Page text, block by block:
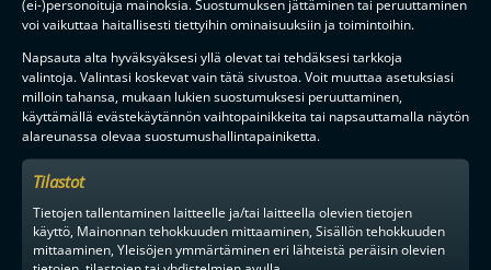
(ei-)personoituja mainoksia. Suostumuksen jättäminen tai peruuttaminen
voi vaikuttaa haitallisesti tiettyihin ominaisuuksiin ja toimintoihin.
Napsauta alta hyväksyäksesi yllä olevat tai tehdäksesi tarkkoja
valintoja. Valintasi koskevat vain tätä sivustoa. Voit muuttaa asetuksiasi
milloin tahansa, mukaan lukien suostumuksesi peruuttaminen,
käyttämällä evästekäytännön vaihtopainikkeita tai napsauttamalla näytön
alareunassa olevaa suostumushallintapainiketta.
Tilastot
Tietojen tallentaminen laitteelle ja/tai laitteella olevien tietojen
käyttö, Mainonnan tehokkuuden mittaaminen, Sisällön tehokkuuden
mittaaminen, Yleisöjen ymmärtäminen eri lähteistä peräisin olevien
F-LIIGANKUMPPANIT